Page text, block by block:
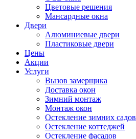
Цветовые решения
Мансардные окна
Двери
Алюминиевые двери
Пластиковые двери
Цены
Акции
Услуги
Вызов замерщика
Доставка окон
Зимний монтаж
Монтаж окон
Остекление зимних садов
Остекление коттеджей
Остекление фасадов